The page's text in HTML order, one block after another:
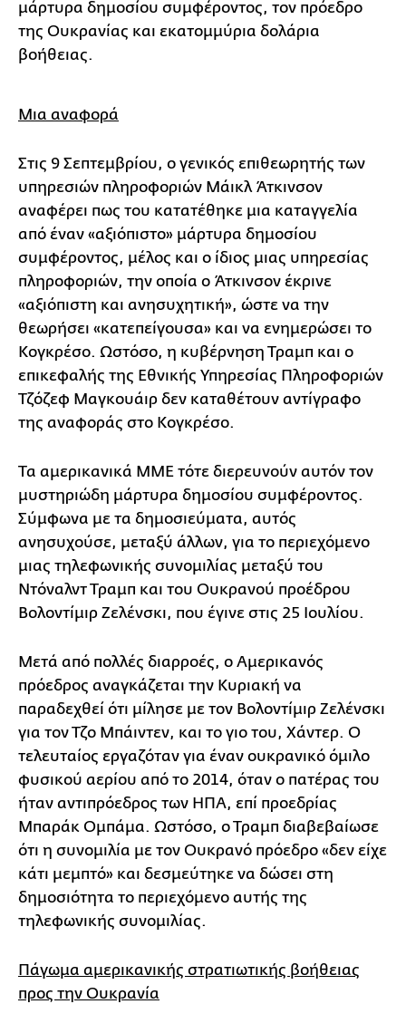
μάρτυρα δημοσίου συμφέροντος, τον πρόεδρο
της Ουκρανίας και εκατομμύρια δολάρια
βοήθειας.
Μια αναφορά
Στις 9 Σεπτεμβρίου, ο γενικός επιθεωρητής των
υπηρεσιών πληροφοριών Μάικλ Άτκινσον
αναφέρει πως του κατατέθηκε μια καταγγελία
από έναν «αξιόπιστο» μάρτυρα δημοσίου
συμφέροντος, μέλος και ο ίδιος μιας υπηρεσίας
πληροφοριών, την οποία ο Άτκινσον έκρινε
«αξιόπιστη και ανησυχητική», ώστε να την
θεωρήσει «κατεπείγουσα» και να ενημερώσει το
Κογκρέσο. Ωστόσο, η κυβέρνηση Τραμπ και ο
επικεφαλής της Εθνικής Υπηρεσίας Πληροφοριών
Τζόζεφ Μαγκουάιρ δεν καταθέτουν αντίγραφο
της αναφοράς στο Κογκρέσο.
Τα αμερικανικά ΜΜΕ τότε διερευνούν αυτόν τον
μυστηριώδη μάρτυρα δημοσίου συμφέροντος.
Σύμφωνα με τα δημοσιεύματα, αυτός
ανησυχούσε, μεταξύ άλλων, για το περιεχόμενο
μιας τηλεφωνικής συνομιλίας μεταξύ του
Ντόναλντ Τραμπ και του Ουκρανού προέδρου
Βολοντίμιρ Ζελένσκι, που έγινε στις 25 Ιουλίου.
Μετά από πολλές διαρροές, ο Αμερικανός
πρόεδρος αναγκάζεται την Κυριακή να
παραδεχθεί ότι μίλησε με τον Βολοντίμιρ Ζελένσκι
για τον Τζο Μπάιντεν, και το γιο του, Χάντερ. Ο
τελευταίος εργαζόταν για έναν ουκρανικό όμιλο
φυσικού αερίου από το 2014, όταν ο πατέρας του
ήταν αντιπρόεδρος των ΗΠΑ, επί προεδρίας
Μπαράκ Ομπάμα. Ωστόσο, ο Τραμπ διαβεβαίωσε
ότι η συνομιλία με τον Ουκρανό πρόεδρο «δεν είχε
κάτι μεμπτό» και δεσμεύτηκε να δώσει στη
δημοσιότητα το περιεχόμενο αυτής της
τηλεφωνικής συνομιλίας.
Πάγωμα αμερικανικής στρατιωτικής βοήθειας
προς την Ουκρανία